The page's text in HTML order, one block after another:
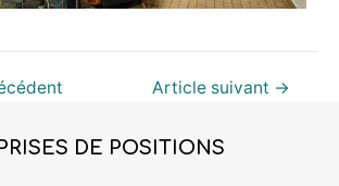
Article suivant →
DE POSITIONS